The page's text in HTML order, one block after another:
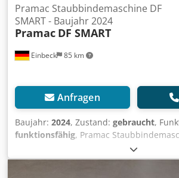
Einbeck 85 km
Pramac Staubbindemaschine DF
SMART - Baujahr 2024
Pramac DF SMART
Anfragen
Baujahr: 2024, Zustand: gebraucht,
funktionsfähig, Pramac
Baujahr 2024 Gebraucht aus dem
der Kurt König Baumaschinen GmbH,